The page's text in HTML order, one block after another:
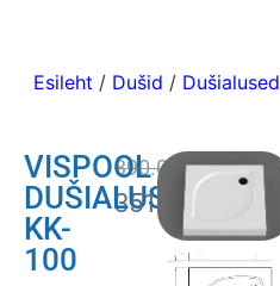
Esileht / Dušid / Dušialused
VISPOOL
DUŠIALUS
KK-
100
390.00 €
351.00